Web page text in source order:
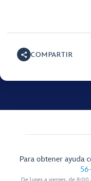
COMPARTIR
Para obtener ayuda